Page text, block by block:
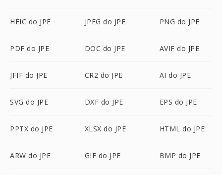
HEIC do JPE JPEG do JPE PNG do JPE
PDF do JPE DOC do JPE AVIF do JPE
JFIF do JPE CR2 do JPE AI do JPE
SVG do JPE DXF do JPE EPS do JPE
PPTX do JPE XLSX do JPE HTML do JPE
ARW do JPE GIF do JPE BMP do JPE